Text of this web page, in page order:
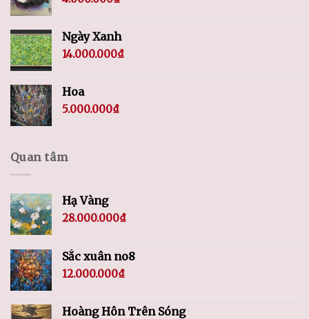
Ngày Xanh
14.000.000₫
Hoa
5.000.000₫
Quan tâm
Hạ Vàng
28.000.000₫
Sắc xuân no8
12.000.000₫
Hoàng Hôn Trên Sóng